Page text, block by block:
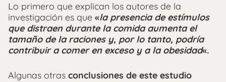
Lo primero que explican los autores de la
investigación es que «la presencia de estímulos
que distraen durante la comida aumenta el
tamaño de la raciones y, por lo tanto, podría
contribuir a comer en exceso y a la obesidad«.
Algunas otras conclusiones de este estudio